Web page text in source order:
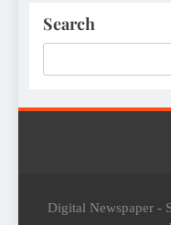
Search
Digital Newspaper -